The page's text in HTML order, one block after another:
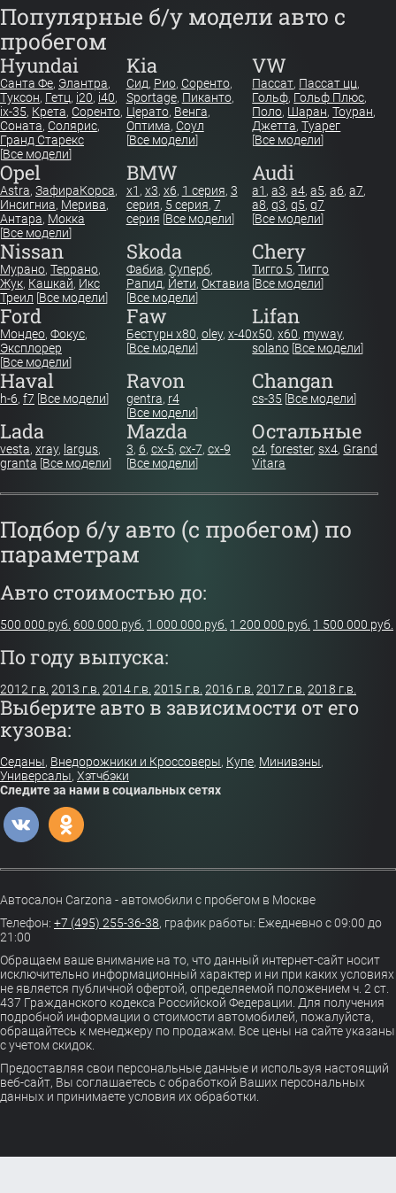
Популярные б/у модели авто с
пробегом
Hyundai
Санта Фе, Элантра,
Туксон, Гетц, i20, i40,
ix-35, Крета, Соренто,
Соната, Солярис,
Гранд Старекс
[Все модели]
Kia
Сид, Рио, Соренто,
Sportage, Пиканто,
Церато, Венга,
Оптима, Соул
[Все модели]
VW
Пассат, Пассат цц,
Гольф, Гольф Плюс,
Поло, Шаран,Тоуран,
Джетта,Туарег
[Все модели]
Opel
Astra, ЗафираКорса,
Инсигниа, Мерива,
Антара, Мокка
[Все модели]
BMW
x1 , x3, x6, 1 серия, 3
серия, 5 серия, 7
серия [Все модели]
Audi
a1 ,a3,a4,a5,a6,a7,
a8,q3,q5,q7
[Все модели]
Nissan
Мурано, Террано,
Жук, Кашкай, Икс
Треил [Все модели]
Skoda
Фабиа, Суперб,
Рапид, Йети, Октавиа
[Все модели]
Chery
Тигго 5,Тигго
[Все модели]
Ford
Мондео, Фокус,
Эксплорер
[Все модели]
Faw
Бестурн х80, oley, x-40
[Все модели]
Lifan
x50,x60, myway,
solano [Все модели]
Haval
h-6, f7 [Все модели]
Ravon
gentra, r4
[Все модели]
Changan
cs-35 [Все модели]
Lada
vesta, xray, largus,
granta [Все модели]
Mazda
3, 6, cx-5, cx-7, cx-9
[Все модели]
Остальные
c4,forester,sx4, Grand
Vitara
Подбор б/у авто (с пробегом) по
параметрам
Авто стоимостью до:
500 000 руб. 600 000 руб. 1 000 000 руб. 1 200 000 руб. 1 500 000 руб.
По году выпуска:
2012 г.в. 2013 г.в. 2014 г.в. 2015 г.в. 2016 г.в. 2017 г.в. 2018 г.в.
Выберите авто в зависимости от его
кузова:
Седаны, Внедорожники и Кроссоверы, Купе, Минивэны,
Универсалы, Хэтчбэки
Следите за нами в социальных сетях
Автосалон Carzona - автомобили с пробегом в Москве
Телефон: +7 (495) 255-36-38, график работы: Ежедневно с 09:00 до
21:00
Обращаем ваше внимание на то, что данный интернет-сайт носит
исключительно информационный характер и ни при каких условиях
не является публичной офертой, определяемой положением ч. 2 ст.
437 Гражданского кодекса Российской Федерации. Для получения
подробной информации о стоимости автомобилей, пожалуйста,
обращайтесь к менеджеру по продажам. Все цены на сайте указаны
с учетом скидок.
Предоставляя свои персональные данные и используя настоящий
веб-сайт, Вы соглашаетесь с обработкой Ваших персональных
данных и принимаете условия их обработки.